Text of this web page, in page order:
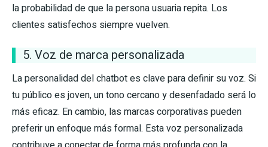
la probabilidad de que la persona usuaria repita. Los
clientes satisfechos siempre vuelven.
5. Voz de marca personalizada
La personalidad del chatbot es clave para definir su voz. Si
tu público es joven, un tono cercano y desenfadado será lo
más eficaz. En cambio, las marcas corporativas pueden
preferir un enfoque más formal. Esta voz personalizada